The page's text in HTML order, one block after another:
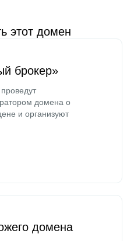
этот домен
брокер»
домена о
и организуют
домена